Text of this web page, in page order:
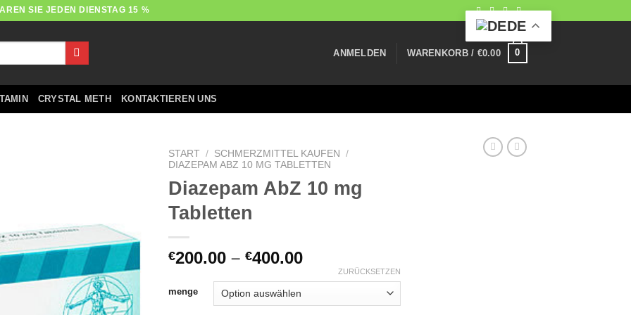
SIE JEDEN DIENSTAG 15 %
DE
ANMELDEN WARENKORB / €0.00 0
CRYSTAL METH KONTAKTIEREN UNS
START / SCHMERZMITTEL KAUFEN
/
DIAZEPAM ABZ 10 MG TABLETTEN
Diazepam AbZ 10 mg
Tabletten
€200.00 – €400.00Preisspanne:
€200.00
€400.00
menge
ZURÜCKSETZEN